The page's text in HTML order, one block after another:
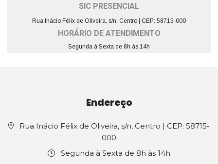
SIC PRESENCIAL
Rua Inácio Félix de Oliveira, s/n, Centro | CEP: 58715-000
HORÁRIO DE ATENDIMENTO
Segunda à Sexta de 8h às 14h
Endereço
Rua Inácio Félix de Oliveira, s/n, Centro | CEP: 58715-
000
Segunda à Sexta de 8h às 14h